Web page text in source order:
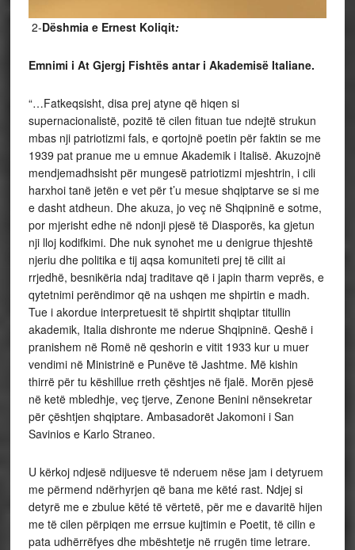
2-Dëshmia e Ernest Koliqit:
Emnimi i At Gjergj Fishtës antar i Akademisë Italiane.
“…Fatkeqsisht, disa prej atyne që hiqen si
supernacionalistë, pozitë të cilen fituan tue ndejtë strukun
mbas nji patriotizmi fals, e qortojnë poetin për faktin se me
1939 pat pranue me u emnue Akademik i Italisë. Akuzojnë
mendjemadhsisht për mungesë patriotizmi mjeshtrin, i cili
harxhoi tanë jetën e vet për t’u mesue shqiptarve se si me
e dasht atdheun. Dhe akuza, jo veç në Shqipninë e sotme,
por mjerisht edhe në ndonji pjesë të Diasporës, ka gjetun
nji lloj kodifkimi. Dhe nuk synohet me u denigrue thjeshtë
njeriu dhe politika e tij aqsa komuniteti prej të cilit ai
rrjedhë, besnikëria ndaj traditave që i japin tharm veprës, e
qytetnimi perëndimor që na ushqen me shpirtin e madh.
Tue i akordue interpretuesit të shpirtit shqiptar titullin
akademik, Italia dishronte me nderue Shqipninë. Qeshë i
pranishem në Romë në qeshorin e vitit 1933 kur u muer
vendimi në Ministrinë e Punëve të Jashtme. Më kishin
thirrë për tu këshillue rreth çështjes në fjalë. Morën pjesë
në ketë mbledhje, veç tjerve, Zenone Benini nënsekretar
për çështjen shqiptare. Ambasadorët Jakomoni i San
Savinios e Karlo Straneo.
U kërkoj ndjesë ndijuesve të nderuem nëse jam i detyruem
me përmend ndërhyrjen që bana me këté rast. Ndjej si
detyrë me e zbulue këté të vërtetë, për me e davaritë hijen
me të cilen përpiqen me errsue kujtimin e Poetit, të cilin e
pata udhërrëfyes dhe mbështetje në rrugën time letrare.